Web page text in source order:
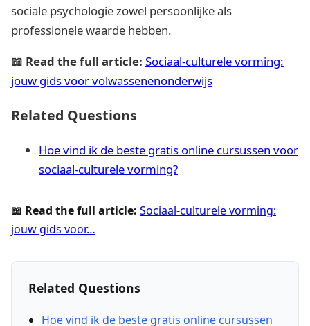
sociale psychologie zowel persoonlijke als
professionele waarde hebben.
📖 Read the full article: Sociaal-culturele vorming:
jouw gids voor volwassenenonderwijs
Related Questions
Hoe vind ik de beste gratis online cursussen voor
sociaal-culturele vorming?
📖 Read the full article: Sociaal-culturele vorming:
jouw gids voor…
Related Questions
Hoe vind ik de beste gratis online cursussen